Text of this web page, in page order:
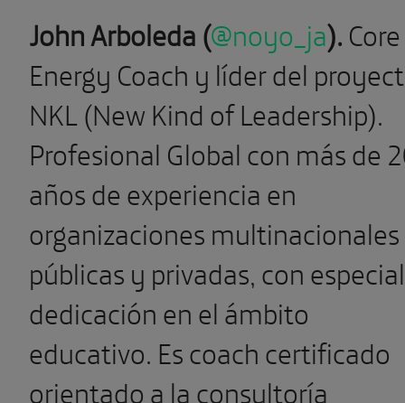
John Arboleda (@noyo_ja).Core
Energy Coach y líder del
NKL (New Kind of Leadership).
Profesional Global con más de
años de experiencia en
organizaciones multinacionales
públicas y privadas, con especial
dedicación en el ámbito
educativo. Es coach certificado
orientado a la consultoría